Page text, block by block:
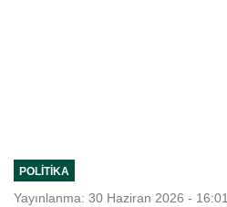
POLITIKA
Yayınlanma: 30 Haziran 2026 - 16:01